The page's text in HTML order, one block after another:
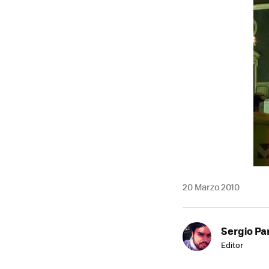
20 Marzo 2010
Sergio
Editor